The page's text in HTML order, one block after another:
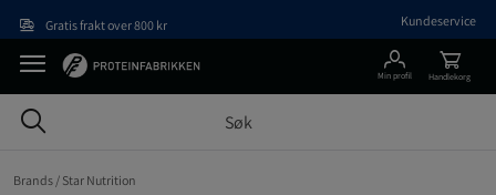
Gratis frakt over 800 kr Kundeservice
Min profil Handlekorg
Brands / Star Nutrition